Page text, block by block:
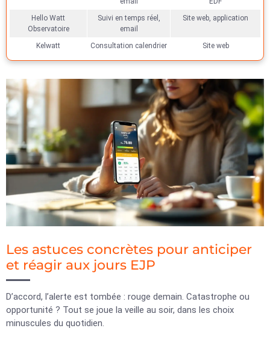
Hello Watt
Observatoire
Suivi en temps réel,
email
Site web, application
Kelwatt Consultation calendrier Site web
Les astuces concrètes pour anticiper
et réagir aux jours EJP
D’accord, l’alerte est tombée : rouge demain. Catastrophe ou
opportunité ? Tout se joue la veille au soir, dans les choix
minuscules du quotidien.